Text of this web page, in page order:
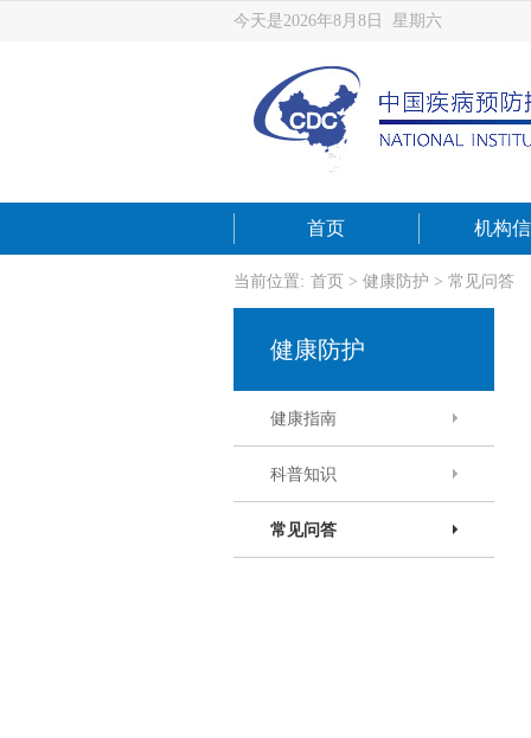
今天是2026年8月8日 星期六
首页 机构
当前位置: 首页 > 健康防护 > 常见问答
健康防护
健康指南
科普知识
常见问答